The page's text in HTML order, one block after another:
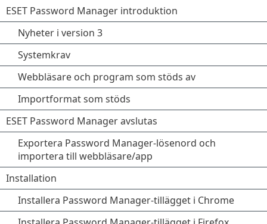
ESET Password Manager introduktion
Nyheter i version 3
Systemkrav
Webbläsare och program som stöds av
Importformat som stöds
ESET Password Manager avslutas
Exportera Password Manager-lösenord och
importera till webbläsare/app
Installation
Installera Password Manager-tillägget i Chrome